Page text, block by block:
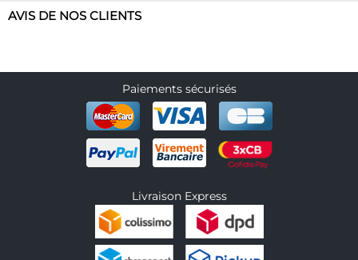
AVIS DE NOS CLIENTS
Paiements sécurisés
Livraison Express